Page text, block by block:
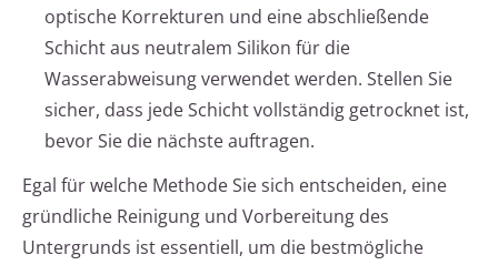
optische Korrekturen und eine abschließende
Schicht aus neutralem Silikon für die
Wasserabweisung verwendet werden. Stellen Sie
sicher, dass jede Schicht vollständig getrocknet ist,
bevor Sie die nächste auftragen.
Egal für welche Methode Sie sich entscheiden, eine
gründliche Reinigung und Vorbereitung des
Untergrunds ist essentiell, um die bestmögliche